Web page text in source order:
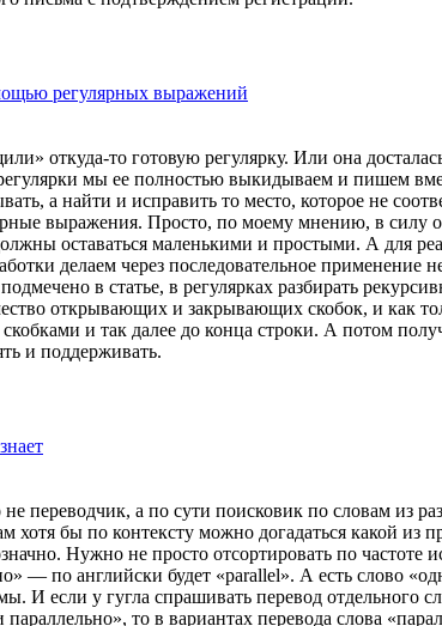
регулярных выражений
откуда-то готовую регулярку. Или она
мы ее полностью выкидываем и пишем
а найти и исправить то место, которое не
выражения. Просто, по моему мнению, в силу
оставаться маленькими и простыми. А для
делаем через последовательное
в статье, в регулярках разбирать
открывающих и закрывающих скобок, и как
скобками и так далее до конца строки. А потом
и поддерживать.
переводчик, а по сути поисковик по словам из
хотя бы по контексту можно догадаться какой
Нужно не просто отсортировать по
— по английски будет «parallel». А есть слово
И если у гугла спрашивать перевод отдельного
параллельно», то в вариантах перевода слова